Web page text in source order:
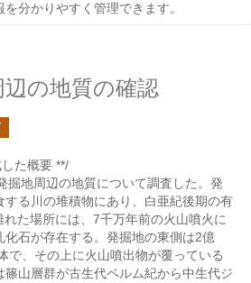
分かりやすく管理できます。
の地質の確認
た概要 **/
掘地周辺の地質について調査した。発
る川の堆積物にあり、白亜紀後期の有
た場所には、7千万年前の火山噴火に
化石が存在する。発掘地の東側は2億
で、その上に火山噴出物が覆っている
山層群が古生代ペルム紀から中生代ジ